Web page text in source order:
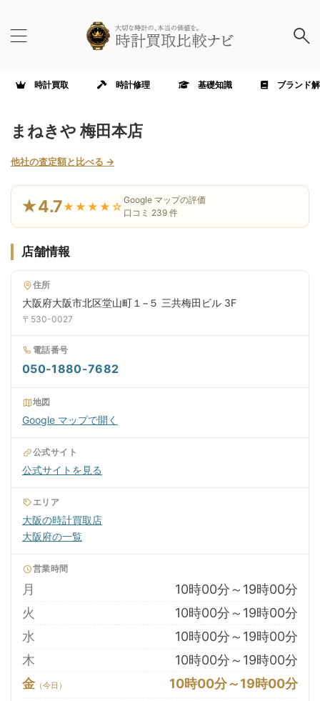
時計買取 時計修理 基礎知識 ブランド
まねきや 梅田本店
他社の査定額と比べる →
★4.7★★★★☆ Google マップの評価
口コミ 239 件
店舗情報
住所
大阪府大阪市北区堂山町１−５ 三共梅田ビル 3F
〒530-0027
電話番号
050-1880-7682
地図
Google マップで開く
公式サイト
公式サイトを見る
エリア
大阪の時計買取店
大阪府の一覧
営業時間
月
10時00分～19時00分
火
10時00分～19時00分
水
10時00分～19時00分
木
10時00分～19時00分
金
10時00分～19時00分